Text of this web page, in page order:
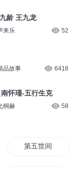
龄 王九龙
来乐 52
品故事 6416
怀瑾-五行生克
桐赫 58
第五世间